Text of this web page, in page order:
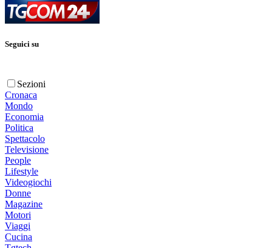
Seguici su
Sezioni
Cronaca
Mondo
Economia
Politica
Spettacolo
Televisione
People
Lifestyle
Videogiochi
Donne
Magazine
Motori
Viaggi
Cucina